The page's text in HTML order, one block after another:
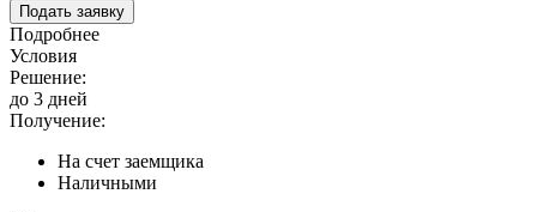
Подать заявку
Подробнее
Условия
Решение:
до 3 дней
Получение:
На счет заемщика
Наличными